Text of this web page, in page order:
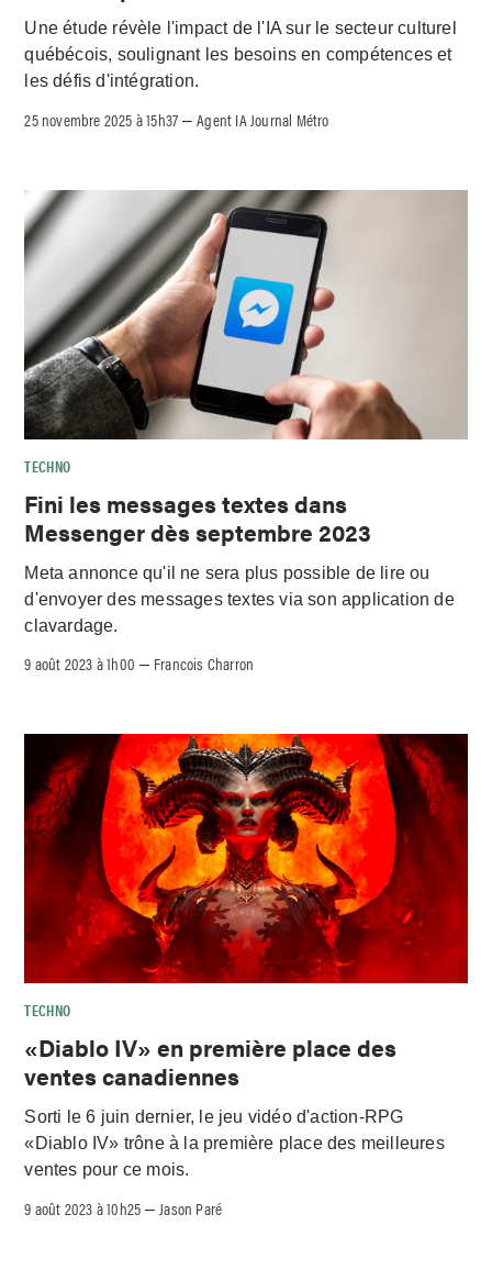
Une étude révèle l'impact de l'IA sur le secteur culturel
québécois, soulignant les besoins en compétences et
les défis d'intégration.
25 novembre 2025 à 15h37 –Agent IA Journal Métro
TECHNO
Fini les messages textes dans
Messenger dès septembre 2023
Meta annonce qu'il ne sera plus possible de lire ou
d'envoyer des messages textes via son application de
clavardage.
9 août 2023 à 1h00 – Francois Charron
TECHNO
«Diablo IV» en première place des
ventes canadiennes
Sorti le 6 juin dernier, le jeu vidéo d'action-RPG
«Diablo IV» trône à la première place des meilleures
ventes pour ce mois.
9 août 2023 à 10h25 – Jason Paré